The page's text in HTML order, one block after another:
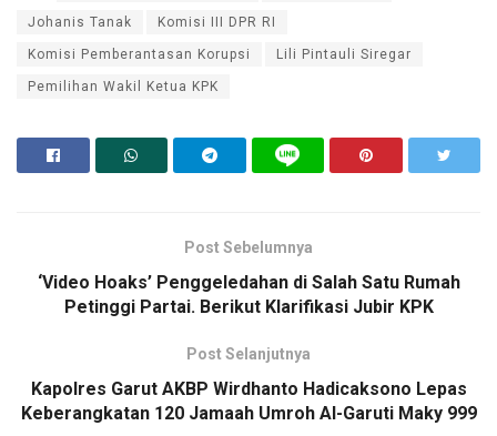
Johanis Tanak Komisi III DPR RI
Komisi Pemberantasan Korupsi Lili Pintauli Siregar
Pemilihan Wakil Ketua KPK
Post Sebelumnya
‘Video Hoaks’ Penggeledahan di Salah Satu Rumah
Petinggi Partai. Berikut Klarifikasi Jubir KPK
Post Selanjutnya
Kapolres Garut AKBP Wirdhanto Hadicaksono Lepas
Keberangkatan 120 Jamaah Umroh Al-Garuti Maky 999